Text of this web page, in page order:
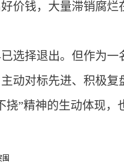
价钱，大量滞销腐烂
选择退出。但作为
动对标先进、积极
挠”精神的生动体现，
围